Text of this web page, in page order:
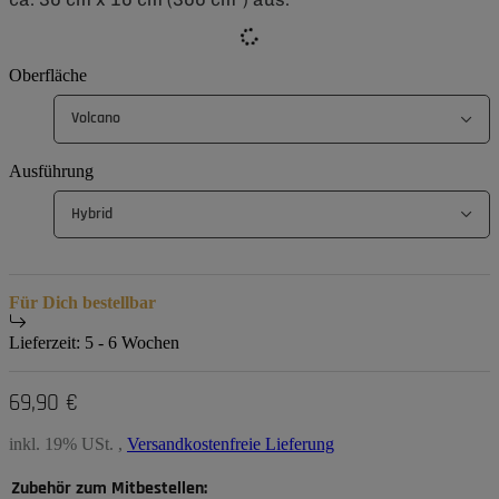
Oberfläche
Volcano
Ausführung
Hybrid
Für Dich bestellbar
Lieferzeit: 5 - 6 Wochen
69,90 €
inkl. 19% USt. , Versandkostenfreie Lieferung
Zubehör zum Mitbestellen: